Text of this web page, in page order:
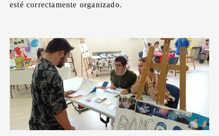
esté correctamente organizado.